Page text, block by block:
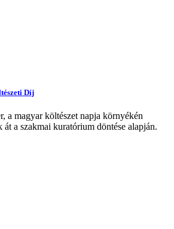
Díj
a magyar költészet napja környékén
át a szakmai kuratórium döntése alapján.